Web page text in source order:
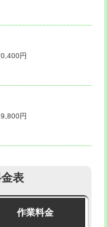
円
円
表
作業料金